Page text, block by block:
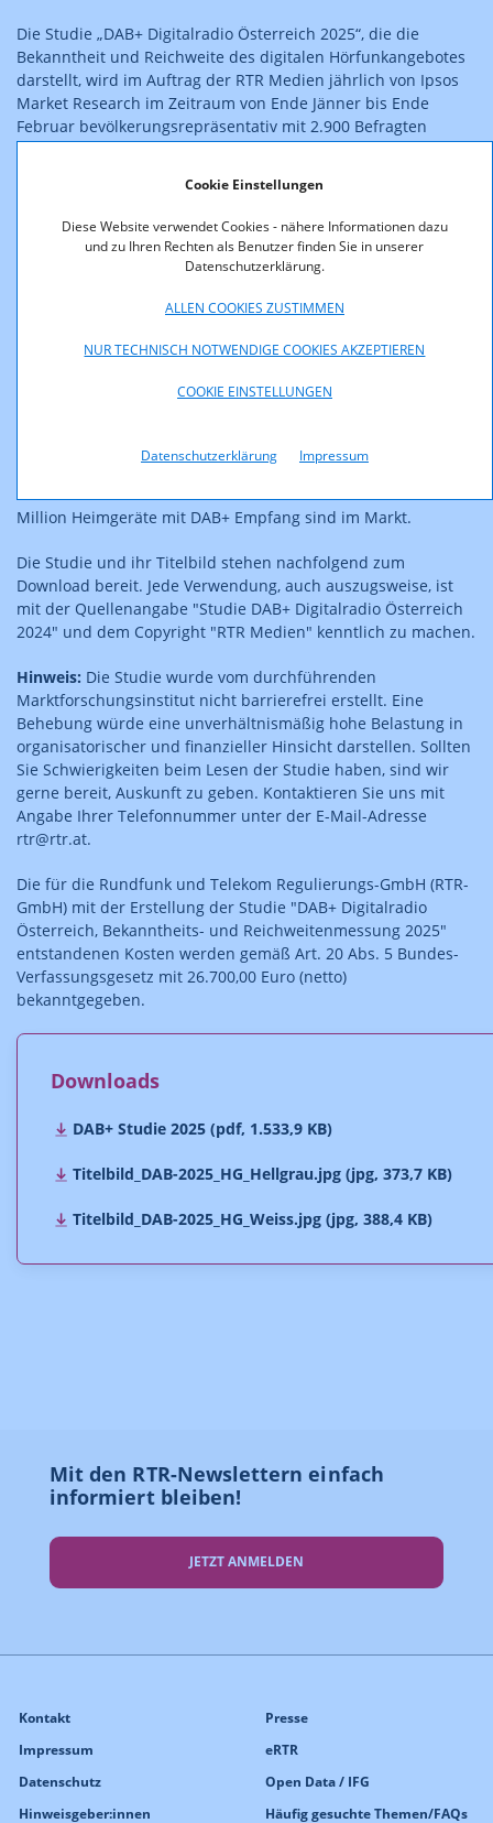
Cookie Einstellungen
Diese Website verwendet Cookies - nähere Informationen dazu
und zu Ihren Rechten als Benutzer finden Sie in unserer
Datenschutzerklärung.
ALLEN COOKIES ZUSTIMMEN
NUR TECHNISCH NOTWENDIGE COOKIES AKZEPTIEREN
COOKIE EINSTELLUNGEN
Datenschutzerklärung Impressum
Die Studie „DAB+ Digitalradio Österreich 2025“, die die
Bekanntheit und Reichweite des digitalen Hörfunkangebotes
darstellt, wird im Auftrag der RTR Medien jährlich von Ipsos
Market Research im Zeitraum von Ende Jänner bis Ende
Februar bevölkerungsrepräsentativ mit 2.900 Befragten
durchgeführt.
Konstant blieben im Jahr 2025 Nutzung und Bekanntheit des
digitalen Antennenradios. Rund 50 % der österreichischen
Bevölkerung im Alter ab 15 Jahren kennen den Begriff DAB+
Digitalradio, dessen Logo oder sogar beides. Rund ein Viertel
digital-terrestrische DAB+ Antennenradio gehört. 18 % der
DAB+ Radioprogramme sogar (fast) täglich, mehrmals pro
mit zumindest einem DAB+ fähigen Empfangsgerät
gegenüber dem Vorjahr leicht um einen Prozentpunkt auf 27
% an. Mindestens eine Million Autoradios und eine halbe
Million Heimgeräte mit DAB+ Empfang sind im Markt.
Die Studie und ihr Titelbild stehen nachfolgend zum
Download bereit. Jede Verwendung, auch auszugsweise, ist
mit der Quellenangabe "Studie DAB+ Digitalradio Österreich
2024" und dem Copyright "RTR Medien" kenntlich zu machen.
Hinweis: Die Studie wurde vom durchführenden
Marktforschungsinstitut nicht barrierefrei erstellt. Eine
Behebung würde eine unverhältnismäßig hohe Belastung in
organisatorischer und finanzieller Hinsicht darstellen. Sollten
Sie Schwierigkeiten beim Lesen der Studie haben, sind wir
gerne bereit, Auskunft zu geben. Kontaktieren Sie uns mit
Angabe Ihrer Telefonnummer unter der E-Mail-Adresse
rtr@rtr.at.
Die für die Rundfunk und Telekom Regulierungs-GmbH (RTR-
GmbH) mit der Erstellung der Studie "DAB+ Digitalradio
Österreich, Bekanntheits- und Reichweitenmessung 2025"
entstandenen Kosten werden gemäß Art. 20 Abs. 5 Bundes-
Verfassungsgesetz mit 26.700,00 Euro (netto)
bekanntgegeben.
Downloads
DAB+ Studie 2025 (pdf, 1.533,9 KB)
Titelbild_DAB-2025_HG_Hellgrau.jpg (jpg, 373,7 KB)
Titelbild_DAB-2025_HG_Weiss.jpg (jpg, 388,4 KB)
Mit den RTR-Newslettern einfach
informiert bleiben!
JETZT ANMELDEN
Kontakt
Impressum
Datenschutz
Hinweisgeber:innen
Presse
eRTR
Open Data / IFG
Häufig gesuchte Themen/FAQs